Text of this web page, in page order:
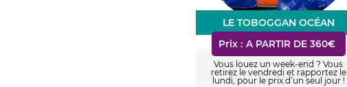
LE TOBOGGAN OCÉAN
Prix : A PARTIR DE 360€
Vous louez un week-end ? Vous
retirez le vendredi et rapportez le
lundi, pour le prix d’un seul jour !